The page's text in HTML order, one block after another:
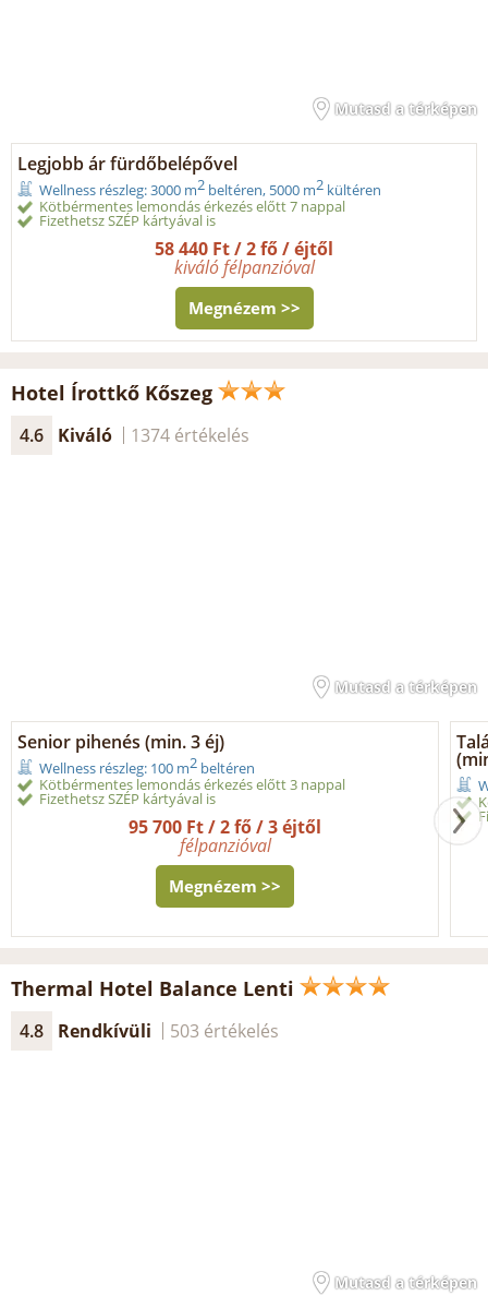
Mutasd a térképen
Legjobb ár fürdőbelépővel
Wellness részleg: 3000 m2 beltéren, 5000 m2 kültéren
Kötbérmentes lemondás érkezés előtt 7 nappal
Fizethetsz SZÉP kártyával is
58 440 Ft / 2 fő / éjtől
kiváló félpanzióval
Megnézem >>
Hotel Írottkő Kőszeg
4.6 Kiváló 1374 értékelés
Mutasd a térképen
Senior pihenés (min. 3 éj)
Wellness részleg: 100 m2 beltéren
Kötbérmentes lemondás érkezés előtt 3 nappal
Fizethetsz SZÉP kártyával is
95 700 Ft / 2 fő / 3 éjtől
félpanzióval
Megnézem >>
Thermal Hotel Balance Lenti
4.8 Rendkívüli 503 értékelés
Mutasd a térképen